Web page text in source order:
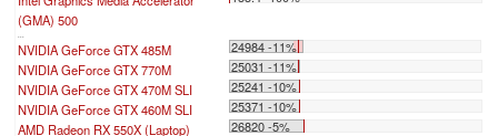
(GMA) 500
...
NVIDIA GeForce GTX 485M
24984 -11%
NVIDIA GeForce GTX 770M
25031 -11%
NVIDIA GeForce GTX 470M SLI
25241 -10%
NVIDIA GeForce GTX 460M SLI
25371 -10%
AMD Radeon RX 550X (Laptop)
26820 -5%